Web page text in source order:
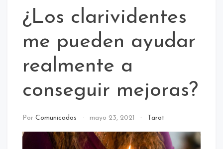
¿Los clarividentes
me pueden ayudar
realmente a
conseguir mejoras?
Por Comunicados mayo 23, 2021 Tarot